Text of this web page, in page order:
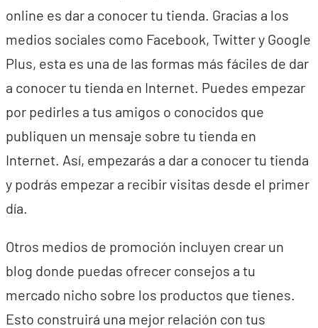
online es dar a conocer tu tienda. Gracias a los
medios sociales como Facebook, Twitter y Google
Plus, esta es una de las formas más fáciles de dar
a conocer tu tienda en Internet. Puedes empezar
por pedirles a tus amigos o conocidos que
publiquen un mensaje sobre tu tienda en
Internet. Así, empezarás a dar a conocer tu tienda
y podrás empezar a recibir visitas desde el primer
día.
Otros medios de promoción incluyen crear un
blog donde puedas ofrecer consejos a tu
mercado nicho sobre los productos que tienes.
Esto construirá una mejor relación con tus